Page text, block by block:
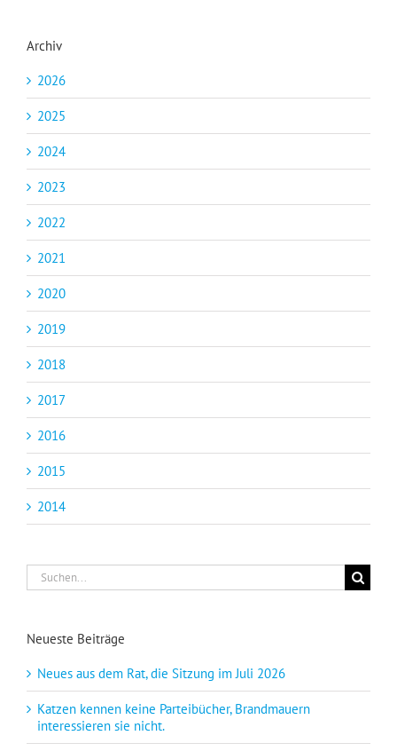
Archiv
2026
2025
2024
2023
2022
2021
2020
2019
2018
2017
2016
2015
2014
Suche
nach:
Neueste Beiträge
Neues aus dem Rat, die Sitzung im Juli 2026
Katzen kennen keine Parteibücher, Brandmauern
interessieren sie nicht.